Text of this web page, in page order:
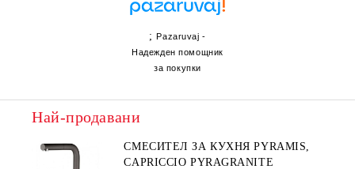
;Pazaruvaj -
Надежден помощник
за покупки
Най-продавани
СМЕСИТЕЛ ЗА КУХНЯ PYRAMIS,
CAPRICCIO PYRAGRANITE